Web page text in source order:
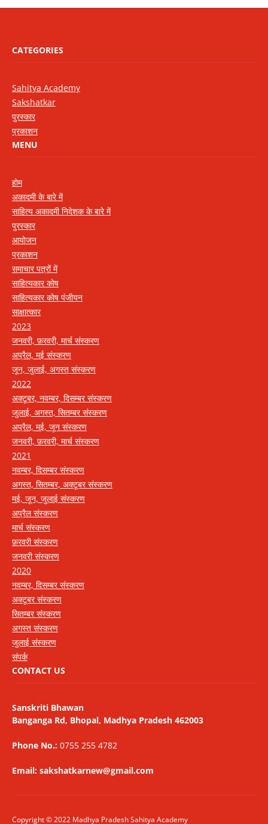
CATEGORIES
Sahitya Academy
Sakshatkar
पुरस्कार
प्रकाशन
MENU
होम
अकादमी के बारे में
साहित्य अकादमी निदेशक के बारे में
पुरस्कार
आयोजन
प्रकाशन
समाचार पत्रों में
साहित्यकार कोष
साहित्यकार कोष पंजीयन
साक्षात्कार
2023
जनवरी, फ़रवरी, मार्च संस्करण
अप्रैल, मई संस्करण
जून, जुलाई, अगस्त संस्करण
2022
अक्टूबर, नवम्बर, दिसम्बर संस्करण
जुलाई, अगस्त, सितम्बर संस्करण
अप्रैल, मई, जून संस्करण
जनवरी, फ़रवरी, मार्च संस्करण
2021
नवम्बर, दिसम्बर संस्करण
अगस्त, सितम्बर, अक्टूबर संस्करण
मई, जून, जुलाई संस्करण
अप्रैल संस्करण
मार्च संस्करण
फ़रवरी संस्करण
जनवरी संस्करण
2020
नवम्बर, दिसम्बर संस्करण
अक्टूबर संस्करण
सितम्बर संस्करण
अगस्त संस्करण
जुलाई संस्करण
संपर्क
CONTACT US
Sanskriti Bhawan
Banganga Rd, Bhopal, Madhya Pradesh 462003
Phone No.: 0755 255 4782
Email: sakshatkarnew@gmail.com
Copyright © 2022 Madhya Pradesh Sahitya Academy